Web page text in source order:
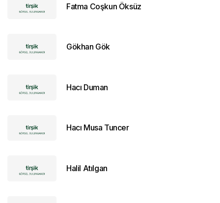
Fatma Coşkun Öksüz
Gökhan Gök
Hacı Duman
Hacı Musa Tuncer
Halil Atılgan